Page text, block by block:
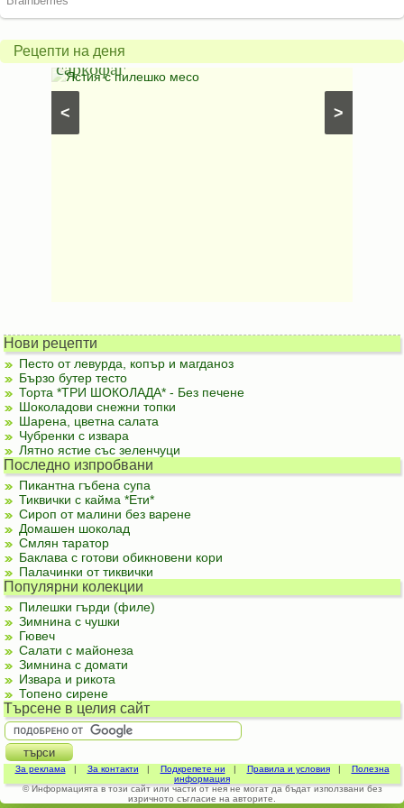
Рецепти на деня
>
<
пиле
в
саркофаг
Ястия с пилешко месо
Нови рецепти
Песто от левурда, копър и магданоз
Бързо бутер тесто
Торта *ТРИ ШОКОЛАДА* - Без печене
Шоколадови снежни топки
Шарена, цветна салата
Чубренки с извара
Лятно ястие със зеленчуци
Последно изпробвани
Пикантна гъбена супа
Тиквички с кайма *Ети*
Сироп от малини без варене
Домашен шоколад
Смлян таратор
Баклава с готови обикновени кори
Палачинки от тиквички
Популярни колекции
Пилешки гърди (филе)
Зимнина с чушки
Гювеч
Салати с майонеза
Зимнина с домати
Извара и рикота
Топено сирене
Търсене в целия сайт
За реклама| За контакти Подкрепете ни Правила и условия|
Полезна
информация
© Информацията в този сайт или части от нея не могат да бъдат използвани без
изричното съгласие на авторите.